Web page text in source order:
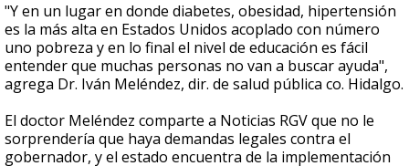
"Y en un lugar en donde diabetes, obesidad, hipertensión
es la más alta en Estados Unidos acoplado con número
uno pobreza y en lo final el nivel de educación es fácil
entender que muchas personas no van a buscar ayuda",
agrega Dr. Iván Meléndez, dir. de salud pública co. Hidalgo.
El doctor Meléndez comparte a Noticias RGV que no le
sorprendería que haya demandas legales contra el
gobernador, y el estado encuentra de la implementación